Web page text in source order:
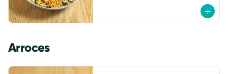
Arroces